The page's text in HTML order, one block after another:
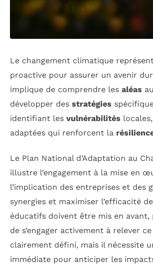
Le changement climatique
proactive pour assurer un avenir
implique de comprendre les aléas
développer des stratégies
identifiant les vulnérabilités
adaptées qui renforcent la
Le Plan National d’Adaptation au
illustre l’engagement à la mise en
l’implication des entreprises et des
synergies et maximiser l’efficacité
éducatifs doivent être mis en
de s’engager activement à relever
clairement défini, mais il nécessite
immédiate pour anticiper les